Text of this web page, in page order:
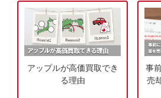
アップルが高価買取でき
る理由
事
売